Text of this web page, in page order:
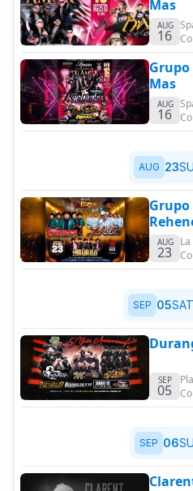
Mas
AUG
16
Mas
AUG
16
AUG 23
AUG
23
SEP 05
SEP
05
SEP 06